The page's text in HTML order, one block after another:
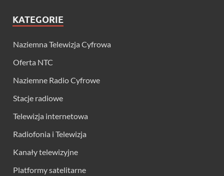
KATEGORIE
Naziemna Telewizja Cyfrowa
Oferta NTC
Naziemne Radio Cyfrowe
Stacje radiowe
Telewizja internetowa
Radiofonia i Telewizja
Kanały telewizyjne
Platformy satelitarne